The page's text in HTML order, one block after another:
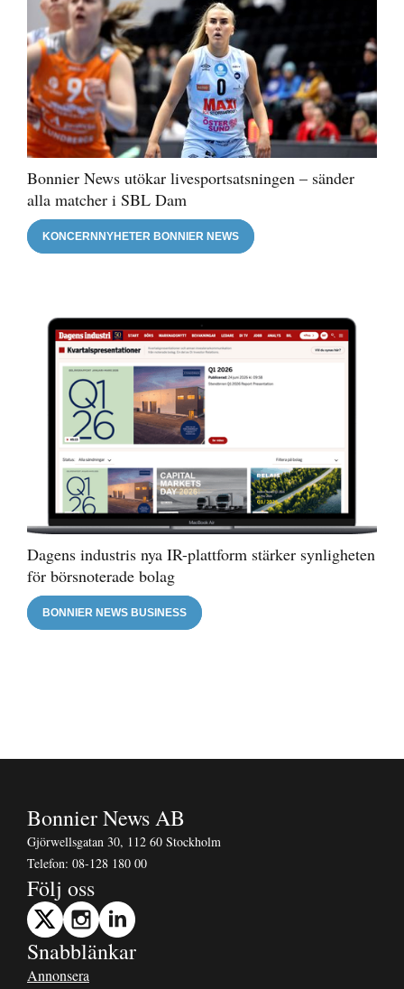
Bonnier News utökar livesportsatsningen – sänder
alla matcher i SBL Dam
KONCERNNYHETER BONNIER NEWS
Dagens industris nya IR-plattform stärker synligheten
för börsnoterade bolag
BONNIER NEWS BUSINESS
Bonnier News AB
Gjörwellsgatan 30, 112 60 Stockholm
Telefon: 08-128 180 00
Följ oss
Snabblänkar
Annonsera